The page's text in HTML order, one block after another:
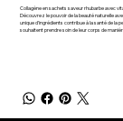
Collagène en sachets saveur rhubarbe avec
Découvrez le pouvoir de la beauté naturelle
unique d’ingrédients contribue à la santé de la
souhaitent prendre soin de leur corps de